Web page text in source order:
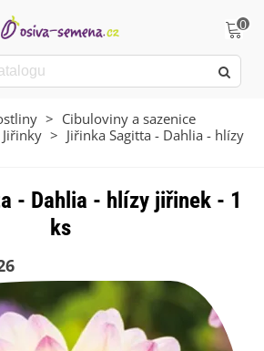
0
> Cibuloviny a sazenice
Jiřinky > Jiřinka Sagitta - Dahlia - hlízy
- Dahlia - hlízy jiřinek - 1
ks